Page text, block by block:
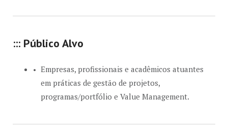
::: Público Alvo
Empresas, profissionais e acadêmicos atuantes
em práticas de gestão de projetos,
programas/portfólio e Value Management.